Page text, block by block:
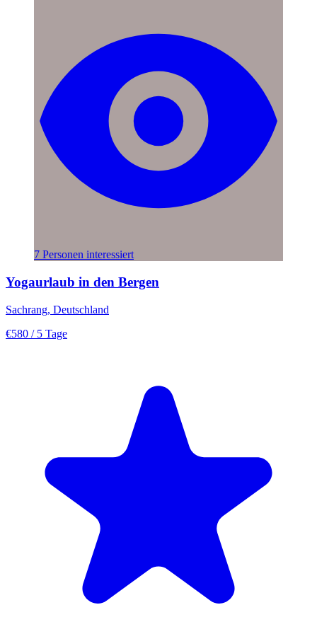
7 Personen interessiert
Yogaurlaub in den Bergen
Sachrang, Deutschland
€580 / 5 Tage